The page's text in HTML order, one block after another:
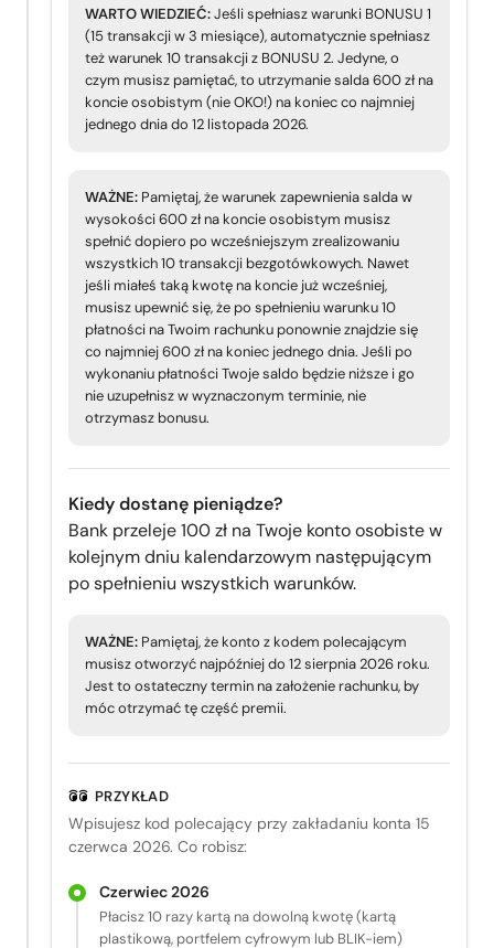
WARTO WIEDZIEĆ:Jeśli spełniasz warunki BONUSU 1
(15 transakcji w 3 miesiące), automatycznie spełniasz
też warunek 10 transakcji z BONUSU 2. Jedyne, o
czym musisz pamiętać, to utrzymanie salda 600 zł na
koncie osobistym (nie OKO!) na koniec co najmniej
jednego dnia do 12 listopada 2026.
WAŻNE: Pamiętaj, że warunek zapewnienia salda w
wysokości 600 zł na koncie osobistym musisz
spełnić dopiero po wcześniejszym zrealizowaniu
wszystkich 10 transakcji bezgotówkowych. Nawet
jeśli miałeś taką kwotę na koncie już wcześniej,
musisz upewnić się, że po spełnieniu warunku 10
płatności na Twoim rachunku ponownie znajdzie się
co najmniej 600 zł na koniec jednego dnia. Jeśli po
wykonaniu płatności Twoje saldo będzie niższe i go
nie uzupełnisz w wyznaczonym terminie, nie
otrzymasz bonusu.
Kiedy dostanę pieniądze?
Bank przeleje 100 zł na Twoje konto osobiste w
kolejnym dniu kalendarzowym następującym
po spełnieniu wszystkich warunków.
WAŻNE: Pamiętaj, że konto z kodem polecającym
musisz otworzyć najpóźniej do 12 sierpnia 2026 roku.
Jest to ostateczny termin na założenie rachunku, by
móc otrzymać tę część premii.
PRZYKŁAD
Wpisujesz kod polecający przy zakładaniu konta 15
czerwca 2026. Co robisz:
Czerwiec 2026
Płacisz 10 razy kartą na dowolną kwotę (kartą
plastikową, portfelem cyfrowym lub BLIK-iem)